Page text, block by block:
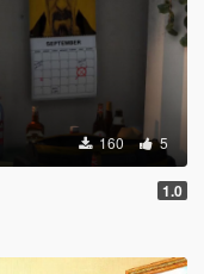
160 5
1.0